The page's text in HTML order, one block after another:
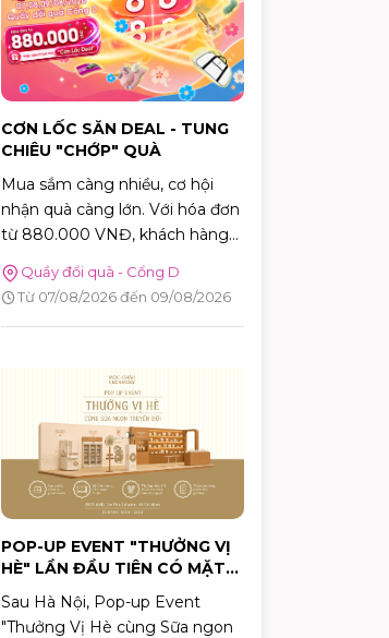
CƠN LỐC SĂN DEAL - TUNG
CHIÊU "CHỚP" QUÀ
Mua sắm càng nhiều, cơ hội
nhận quà càng lớn. Với hóa đơn
từ 880.000 VNĐ, khách hàng
sẽ được tham gia trò chơi "Cơn
Lốc Deal" để thử thách phản xạ,
bắt bóng và nhận ngay những
Quầy đổi quà - Cổng D
Từ 07/08/2026 đến 09/08/2026
POP-UP EVENT "THƯỞNG VỊ
HÈ" LẦN ĐẦU TIÊN CÓ MẶT
TÂN PHÚ CELADON
Sau Hà Nội, Pop-up Event
"Thưởng Vị Hè cùng Sữa ngon